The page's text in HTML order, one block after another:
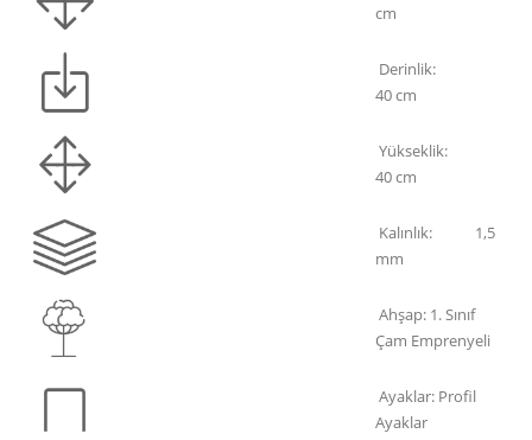
cm
Derinlik:
40 cm
Yükseklik:
40 cm
Kalınlık: 1,5
mm
Ahşap: 1. Sınıf
Çam Emprenyeli
Ayaklar: Profil
Ayaklar